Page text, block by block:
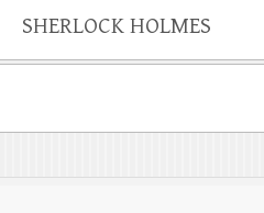
SHERLOCK HOLMES